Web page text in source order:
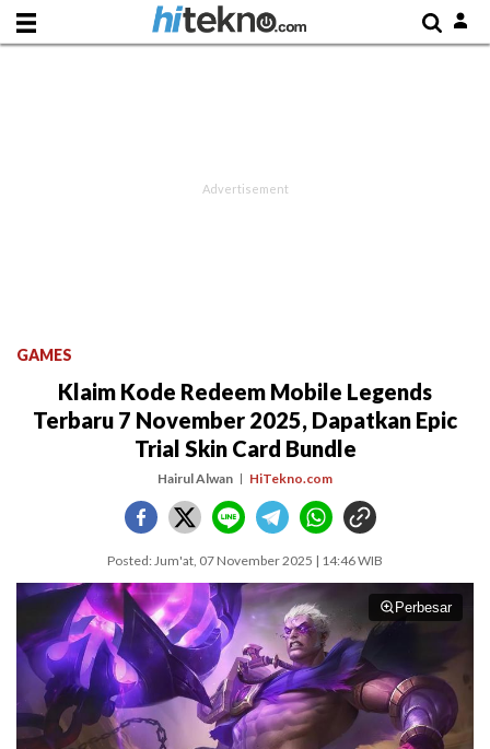
GAMES
Klaim Kode Redeem Mobile Legends
Terbaru 7 November 2025, Dapatkan Epic
Trial Skin Card Bundle
Hairul Alwan HiTekno.com
Posted: Jum'at, 07 November 2025 | 14:46 WIB
Perbesar